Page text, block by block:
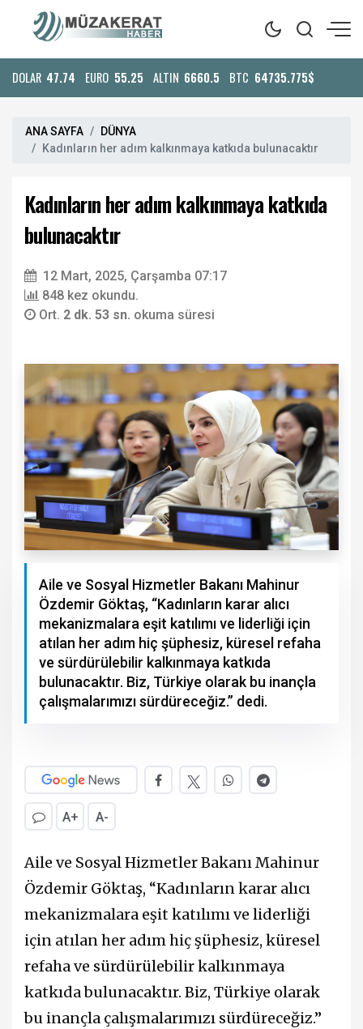
DOLAR 47.74 EURO 55.25 ALTIN 6660.5 BTC 64735.775$
ANA SAYFA
DÜNYA
Kadınların her adım kalkınmaya katkıda bulunacaktır
Kadınların her adım kalkınmaya katkıda
bulunacaktır
12 Mart, 2025, Çarşamba 07:17
848 kez okundu.
Ort. 2 dk. 53 sn. okuma süresi
Aile ve Sosyal Hizmetler Bakanı Mahinur
Özdemir Göktaş, “Kadınların karar alıcı
mekanizmalara eşit katılımı ve liderliği için
atılan her adım hiç şüphesiz, küresel refaha
ve sürdürülebilir kalkınmaya katkıda
bulunacaktır. Biz, Türkiye olarak bu inançla
çalışmalarımızı sürdüreceğiz.” dedi.
A+ A-
Aile ve Sosyal Hizmetler Bakanı Mahinur
Özdemir Göktaş, “Kadınların karar alıcı
mekanizmalara eşit katılımı ve liderliği
için atılan her adım hiç şüphesiz, küresel
refaha ve sürdürülebilir kalkınmaya
katkıda bulunacaktır. Biz, Türkiye olarak
bu inançla çalışmalarımızı sürdüreceğiz.”